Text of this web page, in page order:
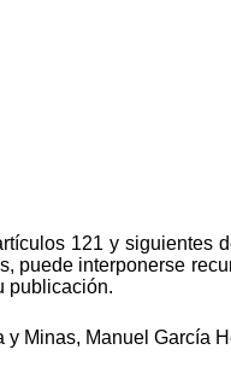
121 y siguientes
puede interponerse
publicación.
Minas, Manuel García